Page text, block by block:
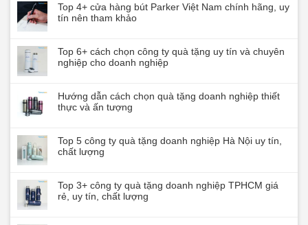
Top 4+ cửa hàng bút Parker Việt Nam chính hãng, uy
tín nên tham khảo
Top 6+ cách chọn công ty quà tặng uy tín và chuyên
nghiệp cho doanh nghiệp
Hướng dẫn cách chọn quà tặng doanh nghiệp thiết
thực và ấn tượng
Top 5 công ty quà tặng doanh nghiệp Hà Nội uy tín,
chất lượng
Top 3+ công ty quà tặng doanh nghiệp TPHCM giá
rẻ, uy tín, chất lượng